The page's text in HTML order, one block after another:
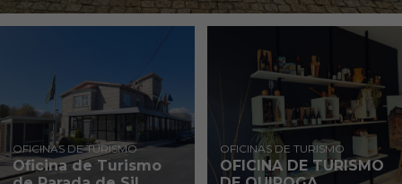
OFICINAS DE TURISMO
Oficina de Turismo
OFICINAS DE TURISMO
OFICINA DE TURISMO